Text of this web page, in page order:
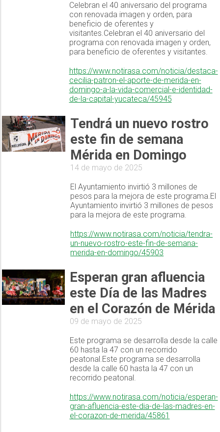
Celebran el 40 aniversario del programa
con renovada imagen y orden, para
beneficio de oferentes y
visitantes.Celebran el 40 aniversario del
programa con renovada imagen y orden,
para beneficio de oferentes y visitantes.
https://www.notirasa.com/noticia/destaca-
cecilia-patron-el-aporte-de-merida-en-
domingo-a-la-vida-comercial-e-identidad-
de-la-capital-yucateca/45945
Tendrá un nuevo rostro
este fin de semana
Mérida en Domingo
14 de mayo de 2025
El Ayuntamiento invirtió 3 millones de
pesos para la mejora de este programa.El
Ayuntamiento invirtió 3 millones de pesos
para la mejora de este programa.
https://www.notirasa.com/noticia/tendra-
un-nuevo-rostro-este-fin-de-semana-
merida-en-domingo/45903
Esperan gran afluencia
este Día de las Madres
en el Corazón de Mérida
09 de mayo de 2025
Este programa se desarrolla desde la calle
60 hasta la 47 con un recorrido
peatonal.Este programa se desarrolla
desde la calle 60 hasta la 47 con un
recorrido peatonal.
https://www.notirasa.com/noticia/esperan-
gran-afluencia-este-dia-de-las-madres-en-
el-corazon-de-merida/45861